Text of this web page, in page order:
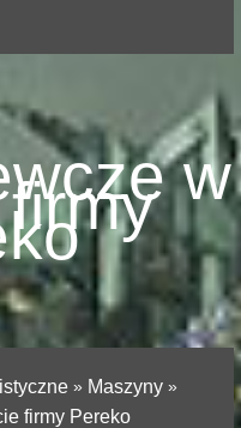
w
» Maszyny »
firmy Pereko